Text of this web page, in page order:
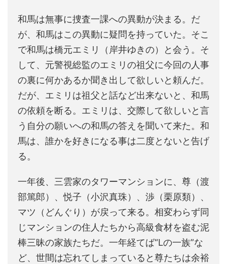
和馬は無事に捜査一課への異動が決まる。だ
が、和馬はこの異動に疑問を持っていた。そこ
で和馬は橋元エミリ（岸井ゆきの）と会う。そ
して、元警視総監のエミリの祖父に今回の人事
の裏に何かあるか聞き出して欲しいと頼んだ。
だが、エミリは祖父と話など出来ないと、和馬
の依頼を断る。エミリは、交際して欲しいと言
う自分の願いへの和馬の答えを聞いて来た。和
馬は、誰かを好きになる事は二度とないと告げ
る。
一年後、三雲家のタワーマンションに、尊（渡
部篤郎）、悦子（小沢真珠）、渉（栗原類）、
マツ（どんぐり）が戻って来る。相変わらず同
じマンションの住人たちから高級食材を盗む泥
棒三昧の家族たちだ。一年経てば“Lの一族”な
ど、世間は忘れてしまっていると尊たちは余裕